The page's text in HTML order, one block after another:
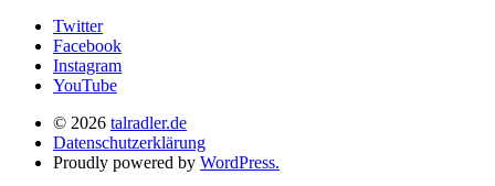
Twitter
Facebook
Instagram
YouTube
© 2026 talradler.de
Datenschutzerklärung
Proudly powered by WordPress.